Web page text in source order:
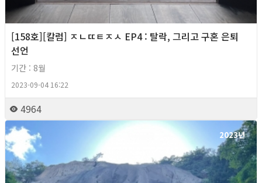
[158호][칼럼] ㅈㄴㄸㅌㅈㅅ EP4 : 탈락, 그리고 구혼 은퇴
선언
기간 : 8월
2023-09-04 16:22
4964
2023년